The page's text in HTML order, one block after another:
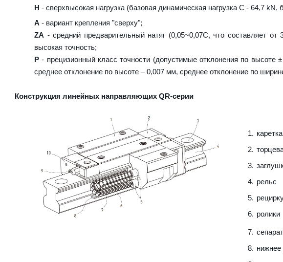
H - сверхвысокая нагрузка (базовая динамическая нагрузка C - 64,7 kN,
A - вариант крепления "сверху";
ZA - средний предварительный натяг (0,05~0,07C, что составляет
высокая точность;
P - прецизионный класс точности (допустимые отклонения по
среднее отклонение по высоте – 0,007 мм, среднее отклонение по
Конструкция линейных направляющих QR-серии
рельс
ролики
нижнее